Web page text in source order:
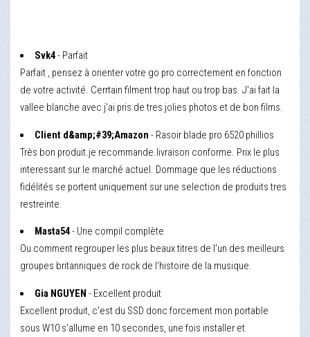
Svk4- Parfait
Parfait , pensez à orienter votre go pro correctement en fonction
de votre activité. Cerrtain filment trop haut ou trop bas. J'ai fait la
vallee blanche avec j'ai pris de tres jolies photos et de bon films.
Client d&amp;#39;Amazon - Rasoir blade pro 6520 phillios
Très bon produit.je recommande.livraison conforme. Prix le plus
interessant sur le marché actuel. Dommage que les réductions
fidélités se portent uniquement sur une selection de produits tres
restreinte.
Masta54- Une compil complète
Ou comment regrouper les plus beaux titres de l'un des meilleurs
groupes britanniques de rock de l'histoire de la musique.
Gia NGUYEN - Excellent produit
Excellent produit, c'est du SSD donc forcement mon portable
sous W10 s'allume en 10 secondes, une fois installer et